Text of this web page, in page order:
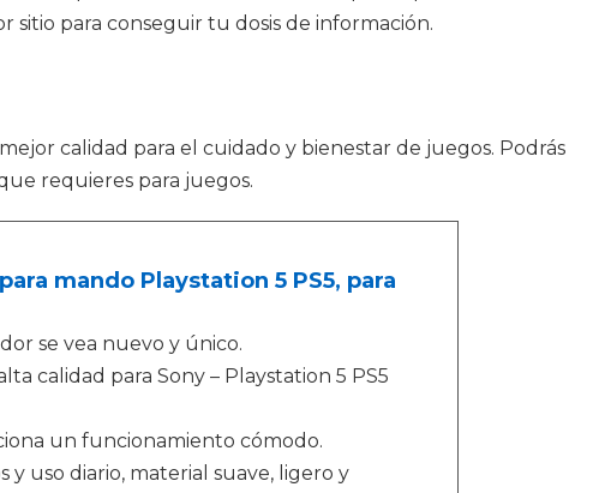
sitio para conseguir tu dosis de información.
calidad para el cuidado y bienestar de juegos. Podrás
requieres para juegos.
mando Playstation 5 PS5, para
se vea nuevo y único.
calidad para Sony – Playstation 5 PS5
un funcionamiento cómodo.
uso diario, material suave, ligero y